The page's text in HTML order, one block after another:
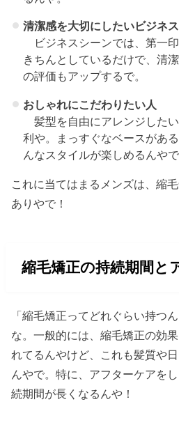
清潔感を大切にしたいビジネ
ビジネスシーンでは、第一
きちんとしているだけで、清
の評価もアップするで。
おしゃれにこだわりたい人
髪型を自由にアレンジした
利や。まっすぐなベースがあ
んなスタイルが楽しめるんやで
これに当てはまるメンズは、縮
ありやで！
縮毛矯正の持続期間と
「縮毛矯正ってどれぐらい持つ
な。一般的には、縮毛矯正の効
れてるんやけど、これも髪質や
んやで。特に、アフターケアを
続期間が長くなるんや！